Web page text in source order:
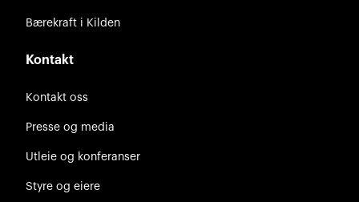
Bærekraft i Kilden
Kontakt
Kontakt oss
Presse og media
Utleie og konferanser
Styre og eiere